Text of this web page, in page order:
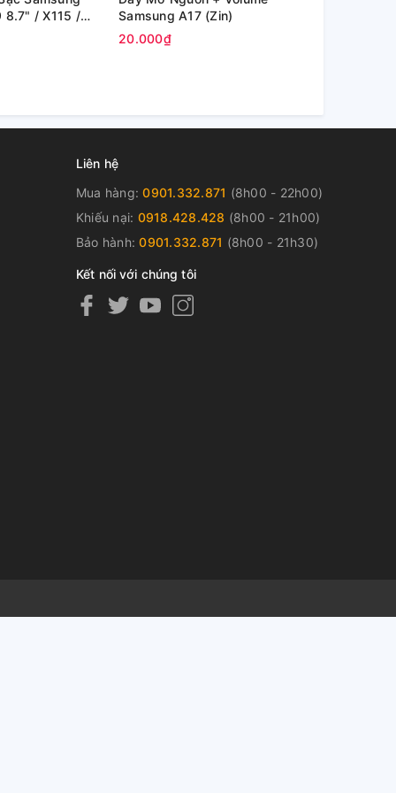
8.7" / X115 /
Samsung A17 (Zin)
20.000₫
Liên hệ
Mua hàng:0901.332.871 (8h00 - 22h00)
Khiếu nại: 0918.428.428 (8h00 - 21h00)
Bảo hành:0901.332.871 (8h00 - 21h30)
Kết nối với chúng tôi